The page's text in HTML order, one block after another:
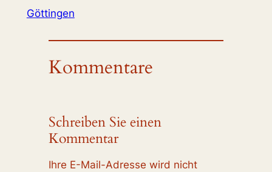
Göttingen
Kommentare
Schreiben Sie einen
Kommentar
Ihre E-Mail-Adresse wird nicht